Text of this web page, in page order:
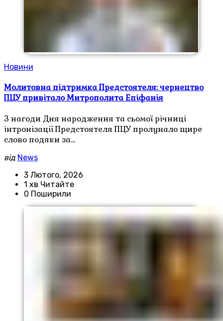
Новини
Молитовна підтримка Предстоятеля: чернецтво
ПЦУ привітало Митрополита Епіфанія
З нагоди Дня народження та сьомої річниці
інтронізації Предстоятеля ПЦУ пролунало щире
слово подяки за…
від News
3 Лютого, 2026
1 хв Читайте
0 Поширили